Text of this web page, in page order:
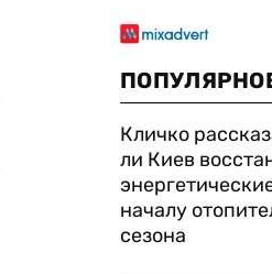
Кличко
ли Киев
началу
сезона